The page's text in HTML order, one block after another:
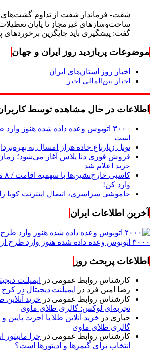
شفت- فرماندار شفت از تداوم
ساخت‌وسازهای غیرمجاز تا پایان
گفت: پیشگیری باید جایگزین برخوردهای
موضوعات پربازدید روز ایران و جهان
اخبار روز استان‌های ایران
اخبار بین‌المللی اخیر
اطلاعات در حال مشاهده توسط
۳۰۰۰ اتوبوس وعده داده شده هنوز
است
تونل زیارباغ جاده هراز امسال به
فروش فوری دنا پلاس آغاز می‌شود؛
خرید اعلام شد
وارد کن!
خاموشی سراسری، اتصال اینترنت کوبا
آخرین اطلاعات ایران
۳۰۰۰ اتوبوس وعده داده شده هنوز وارد طرح اربعین نشده است
اطلاعات پربحث روز
کارشناس روابط عمومی در
ایمپلنت
رضا امین فرد در
ایمپلنت دیجیتال در کرج
کارشناس روابط عمومی در خرید آنلاین
تجربه‌ای لوکس: گالری طلای ماوی
جباری در خرید آنلاین طلا با اجرت
گالری طلای ماوی
کارشناس روابط عمومی در چرا
انتخاب برای گیمرها و ادیتورها است؟